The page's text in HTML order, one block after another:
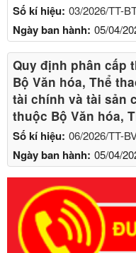
Số kí hiệu: 03/2026/TT-
Ngày ban hành: 05/04/
Số kí hiệu: 06/2026/TT-
Ngày ban hành: 05/04/
Quy định phân cấp
Bộ Văn hóa, Thể
tài chính và tài sản
thuộc Bộ Văn hóa,